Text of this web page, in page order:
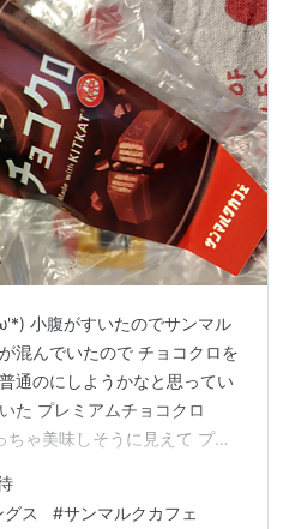
小腹がすいたのでサンマル
混んでいたので チョコクロを
通のにしようかなと思ってい
た プレミアムチョコクロ
ゃ美味しそうに見えて プレ
で サクサク食感も良い感じ
定だそうです。 もう1回食べ
ス #サンマルクカフェ